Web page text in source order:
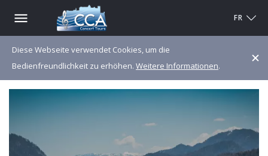
FR
Diese Webseite verwendet Cookies, um die
Bedienfreundlichkeit zu erhöhen. Weitere Informationen.